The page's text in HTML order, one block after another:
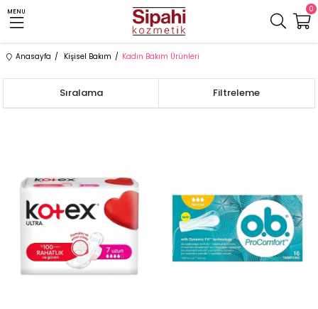
MENU 0
Anasayfa Kişisel Bakım Kadın Bakım Ürünleri
Filtreleme
Sıralama